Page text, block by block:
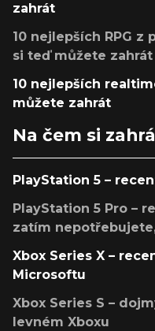
zahrát
10 nejlepších RPG z
si teď můžete zahrát
10 nejlepších
můžete zahrát
Na čem si
PlayStation 5 –
PlayStation 5 Pro –
zatím
Xbox Series X –
Microsoftu
Xbox Series S –
levném Xboxu